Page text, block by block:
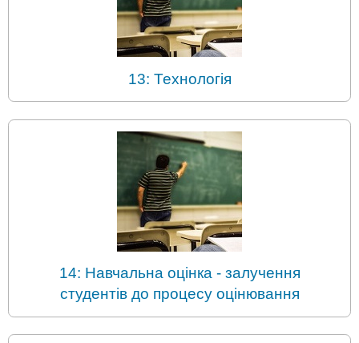
13: Технологія
14: Навчальна оцінка - залучення
студентів до процесу оцінювання